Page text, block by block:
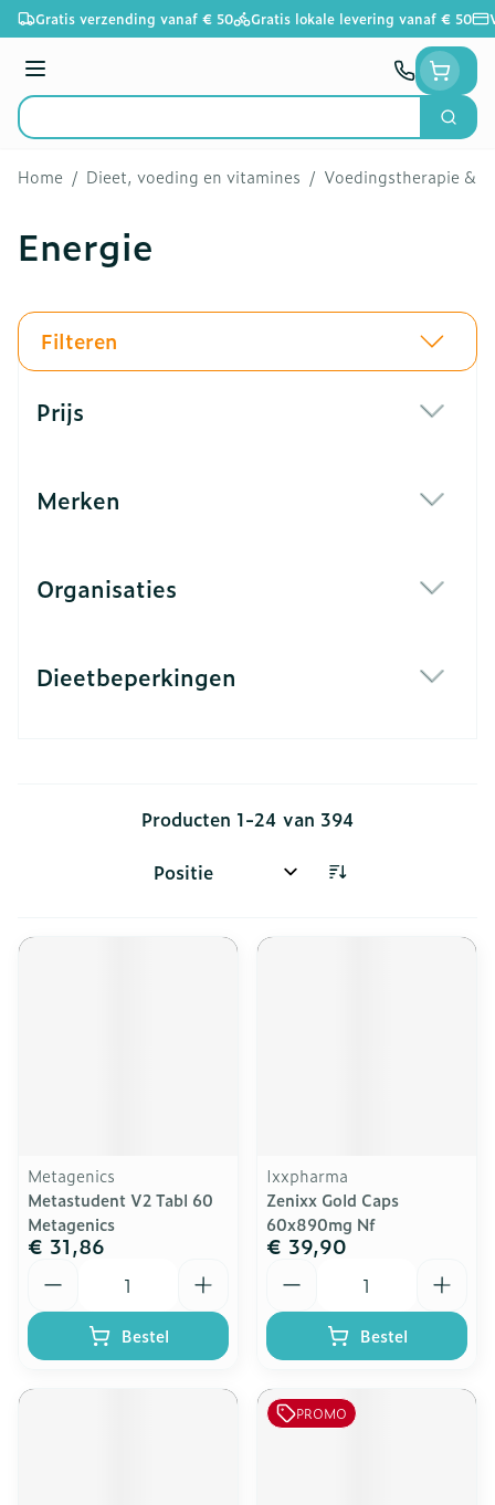
Ga naar de inhoud
Gratis verzending vanaf € 50 Gratis lokale levering vanaf € 50
Menu
Product, merk, categorie...
Zoek
Home / Dieet, voeding en vitamines / Voedingstherapie &
Energie
Filteren
Prijs
Merken
Organisaties
Dieetbeperkingen
Producten 1-24 van 394
Sorteer op:
Metagenics
Metastudent V2 Tabl 60
Metagenics
€ 31,86
Bestel
Ixxpharma
Zenixx Gold Caps
60x890mg Nf
€ 39,90
Bestel
PROMO